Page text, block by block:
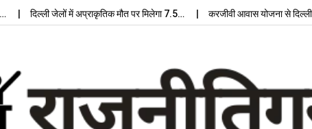
दिल्ली जेलों में अप्राकृतिक मौत पर मिलेगा 7.5… करजीवी आवास योजना से दिल्ली में